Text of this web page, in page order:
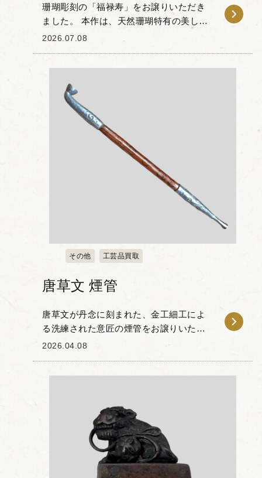
珊瑚彫刻の「福禄寿」をお譲りいただき
ました。 本作は、天然珊瑚特有の美しい
グラデーションや色合いを活かし、細部
2026.07.08
その他 工芸品買取
唐草文 煙管
唐草文が丹念に刻まれた、金工細工によ
る洗練された意匠の煙管をお譲りいただ
きました。 本作は、金属部分である吸口
2026.04.08